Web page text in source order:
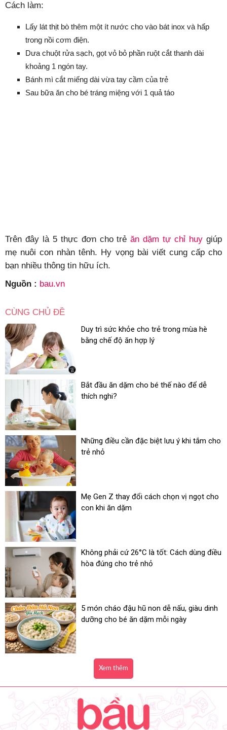
Cách làm:
Lấy lát thịt bò thêm một ít nước cho vào bát inox và hấp
trong nồi cơm điện.
Dưa chuột rửa sạch, gọt vỏ bỏ phần ruột cắt thanh dài
khoảng 1 ngón tay.
Bánh mì cắt miếng dài vừa tay cầm của trẻ
Sau bữa ăn cho bé tráng miệng với 1 quả táo
Trên đây là 5 thực đơn cho trẻăn dặm tự chỉ huy giúp
mẹ nuôi con nhàn tênh. Hy vọng bài viết cung cấp cho
bạn nhiều thông tin hữu ích.
Nguồn : bau.vn
CÙNG CHỦ ĐỀ
Duy trì sức khỏe cho trẻ trong mùa hè
bằng chế độ ăn hợp lý
Bắt đầu ăn dặm cho bé thế nào để dễ
thích nghi?
Những điều cần đặc biệt lưu ý khi tắm cho
trẻ nhỏ
Mẹ Gen Z thay đổi cách chọn vị ngọt cho
con khi ăn dặm
Không phải cứ 26°C là tốt: Cách dùng điều
hòa đúng cho trẻ nhỏ
5 món cháo đậu hũ non dễ nấu, giàu dinh
dưỡng cho bé ăn dặm mỗi ngày
Xem thêm